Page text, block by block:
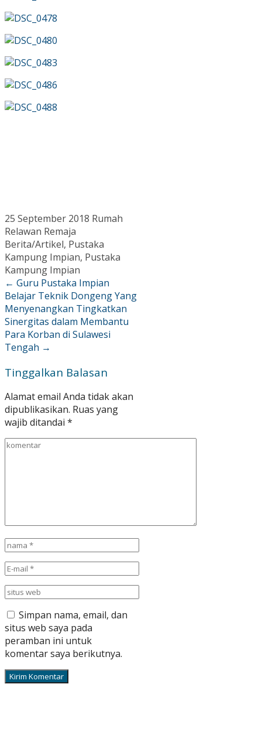
25 September 2018 Rumah
Relawan Remaja
Berita/Artikel, Pustaka
Kampung Impian, Pustaka
Kampung Impian
← Guru Pustaka Impian
Belajar Teknik Dongeng Yang
Menyenangkan Tingkatkan
Sinergitas dalam Membantu
Para Korban di Sulawesi
Tengah →
Tinggalkan Balasan
Alamat email Anda tidak akan
dipublikasikan. Ruas yang
wajib ditandai *
Simpan nama, email, dan
situs web saya pada
peramban ini untuk
komentar saya berikutnya.